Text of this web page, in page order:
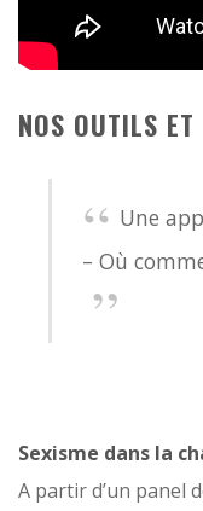
NOS OUTILS ET
Une
– Où
Sexisme dans la
A partir d’un panel